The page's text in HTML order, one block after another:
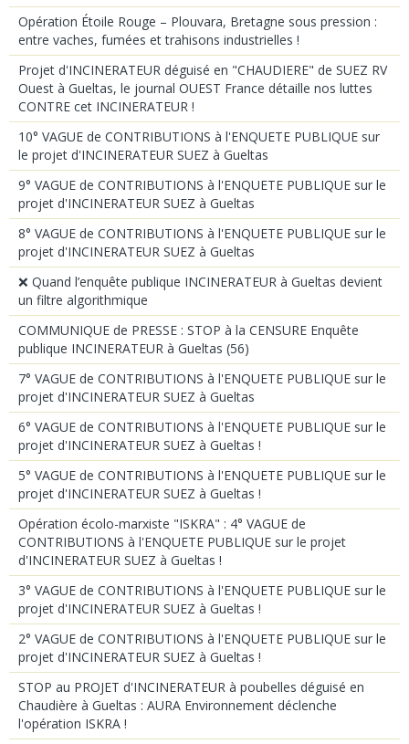
Opération Étoile Rouge – Plouvara, Bretagne sous pression :
entre vaches, fumées et trahisons industrielles !
Projet d'INCINERATEUR déguisé en "CHAUDIERE" de SUEZ RV
Ouest à Gueltas, le journal OUEST France détaille nos luttes
CONTRE cet INCINERATEUR !
10° VAGUE de CONTRIBUTIONS à l'ENQUETE PUBLIQUE sur
le projet d'INCINERATEUR SUEZ à Gueltas
9° VAGUE de CONTRIBUTIONS à l'ENQUETE PUBLIQUE sur le
projet d'INCINERATEUR SUEZ à Gueltas
8° VAGUE de CONTRIBUTIONS à l'ENQUETE PUBLIQUE sur le
projet d'INCINERATEUR SUEZ à Gueltas
❌ Quand l’enquête publique INCINERATEUR à Gueltas devient
un filtre algorithmique
COMMUNIQUE de PRESSE : STOP à la CENSURE Enquête
publique INCINERATEUR à Gueltas (56)
7° VAGUE de CONTRIBUTIONS à l'ENQUETE PUBLIQUE sur le
projet d'INCINERATEUR SUEZ à Gueltas
6° VAGUE de CONTRIBUTIONS à l'ENQUETE PUBLIQUE sur le
projet d'INCINERATEUR SUEZ à Gueltas !
5° VAGUE de CONTRIBUTIONS à l'ENQUETE PUBLIQUE sur le
projet d'INCINERATEUR SUEZ à Gueltas !
Opération écolo-marxiste "ISKRA" : 4° VAGUE de
CONTRIBUTIONS à l'ENQUETE PUBLIQUE sur le projet
d'INCINERATEUR SUEZ à Gueltas !
3° VAGUE de CONTRIBUTIONS à l'ENQUETE PUBLIQUE sur le
projet d'INCINERATEUR SUEZ à Gueltas !
2° VAGUE de CONTRIBUTIONS à l'ENQUETE PUBLIQUE sur le
projet d'INCINERATEUR SUEZ à Gueltas !
STOP au PROJET d'INCINERATEUR à poubelles déguisé en
Chaudière à Gueltas : AURA Environnement déclenche
l'opération ISKRA !